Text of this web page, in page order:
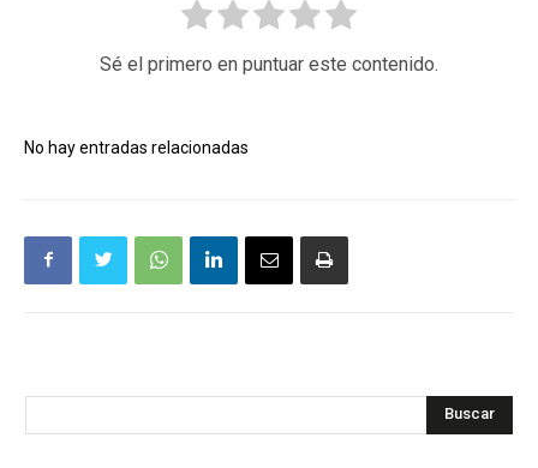
Sé el primero en puntuar este contenido.
No hay entradas relacionadas
Buscar